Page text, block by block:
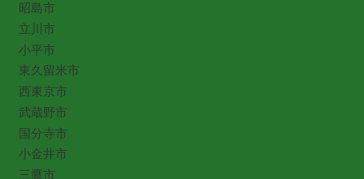
昭島市
立川市
小平市
東久留米市
西東京市
武蔵野市
国分寺市
小金井市
三鷹市